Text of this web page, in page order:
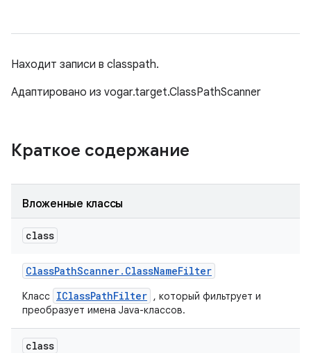
Находит записи в classpath.
Адаптировано из vogar.target.ClassPathScanner
Краткое содержание
Вложенные классы
class
ClassPathScanner. ClassNameFilter
Класс IClassPathFilter , который фильтрует и
преобразует имена Java-классов.
class